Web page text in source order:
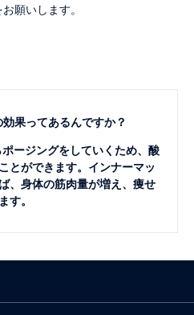
願いします。
果ってあるんですか？
ージングをしていくため、酸
とができます。インナーマッ
、身体の筋肉量が増え、痩せ
す。